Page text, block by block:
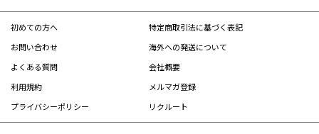
初めての方へ
お問い合わせ
よくある質問
利用規約
プライバシーポリシー
特定商取引法に基づく表記
海外への発送について
会社概要
メルマガ登録
リクルート